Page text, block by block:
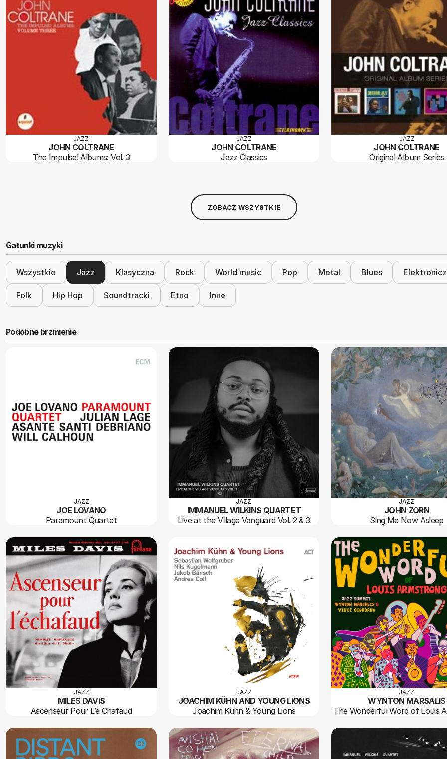
JAZZ
JOHN COLTRANE
The Impulse! Albums: Vol. 3
JAZZ
JOHN COLTRANE
Jazz Classics
JAZZ
JOHN COLTRANE
Original Album Series
ZOBACZ WSZYSTKIE
Gatunki muzyki
Wszystkie Jazz Klasyczna Rock World music Pop Metal Blues
Folk Hip Hop Soundtracki Etno Inne
Podobne brzmienie
JAZZ
JOE LOVANO
Paramount Quartet
JAZZ
IMMANUEL WILKINS QUARTET
Live at the Village Vanguard Vol. 2 & 3
JAZZ
JOHN ZORN
Sing Me Now Asleep
JAZZ
MILES DAVIS
Ascenseur Pour L’e Chafaud
JAZZ
JOACHIM KÜHN AND YOUNG LIONS
Joachim Kühn & Young Lions
JAZZ
WYNTON MARSALIS
The Wonderful Word of Louis